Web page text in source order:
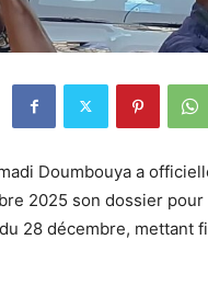
Doumbouya a
2025 son dossier pour
28 décembre, mettant